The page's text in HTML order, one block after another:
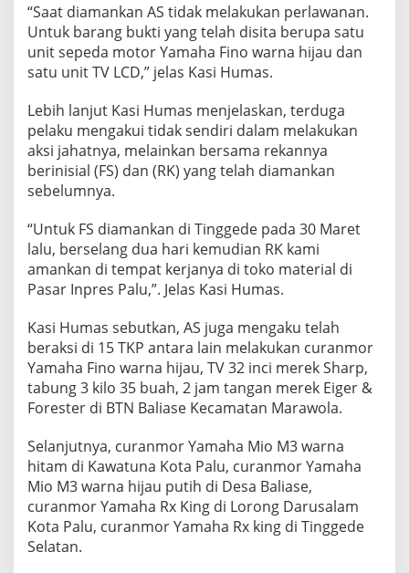
k
u
B
r
k
s
i
T
K
“Saat diamankan AS tidak melakukan perlawanan.
Untuk barang bukti yang telah disita berupa satu
unit sepeda motor Yamaha Fino warna hijau dan
satu unit TV LCD,” jelas Kasi Humas.
Lebih lanjut Kasi Humas menjelaskan, terduga
pelaku mengakui tidak sendiri dalam melakukan
aksi jahatnya, melainkan bersama rekannya
berinisial (FS) dan (RK) yang telah diamankan
sebelumnya.
“Untuk FS diamankan di Tinggede pada 30 Maret
lalu, berselang dua hari kemudian RK kami
amankan di tempat kerjanya di toko material di
Pasar Inpres Palu,”. Jelas Kasi Humas.
Kasi Humas sebutkan, AS juga mengaku telah
beraksi di 15 TKP antara lain melakukan curanmor
Yamaha Fino warna hijau, TV 32 inci merek Sharp,
tabung 3 kilo 35 buah, 2 jam tangan merek Eiger &
Forester di BTN Baliase Kecamatan Marawola.
Selanjutnya, curanmor Yamaha Mio M3 warna
hitam di Kawatuna Kota Palu, curanmor Yamaha
Mio M3 warna hijau putih di Desa Baliase,
curanmor Yamaha Rx King di Lorong Darusalam
Kota Palu, curanmor Yamaha Rx king di Tinggede
Selatan.